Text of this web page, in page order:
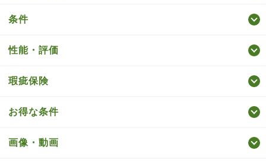
条件
性能・評価
瑕疵保険
お得な条件
画像・動画